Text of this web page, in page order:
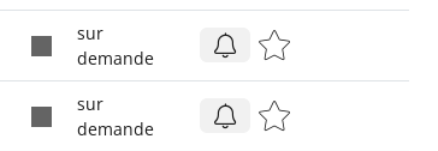
sur
demande
sur
demande